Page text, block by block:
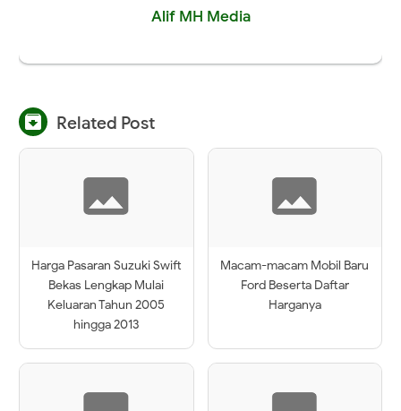
Alif MH Media
 Related Post
Harga Pasaran Suzuki Swift
Bekas Lengkap Mulai
Keluaran Tahun 2005
hingga 2013
Macam-macam Mobil Baru
Ford Beserta Daftar
Harganya